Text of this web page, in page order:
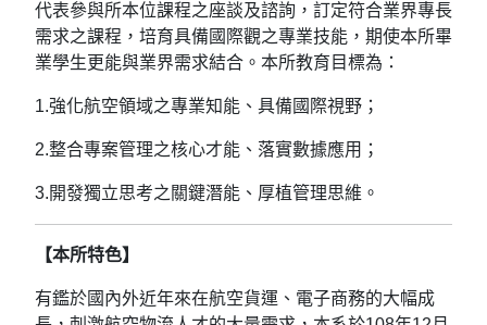
代表參與所本位課程之座談及諮詢，訂定符合業界專長
需求之課程，培育具備國際觀之專業技能，期使本所畢
業學生更能與業界需求結合。本所教育目標為：
1.強化航空領域之專業知能、具備國際視野；
2.整合專案管理之核心才能、落實數據應用；
3.開發獨立思考之關鍵潛能、厚植管理思維。
【本所特色】
有鑑於國內外近年來在航空貨運、電子商務的大幅成